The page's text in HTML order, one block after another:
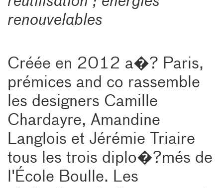
renouvelables
Créée en 2012 a�? Paris,
prémices and co rassemble
les designers Camille
Chardayre, Amandine
Langlois et Jérémie Triaire
tous les trois diplo�?més de
l'École Boulle. Les